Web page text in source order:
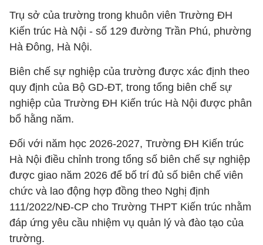
Trụ sở của trường trong khuôn viên Trường ĐH
Kiến trúc Hà Nội - số 129 đường Trần Phú, phường
Hà Đông, Hà Nội.
Biên chế sự nghiệp của trường được xác định theo
quy định của Bộ GD-ĐT, trong tổng biên chế sự
nghiệp của Trường ĐH Kiến trúc Hà Nội được phân
bổ hằng năm.
Đối với năm học 2026-2027, Trường ĐH Kiến trúc
Hà Nội điều chỉnh trong tổng số biên chế sự nghiệp
được giao năm 2026 để bố trí đủ số biên chế viên
chức và lao động hợp đồng theo Nghị định
111/2022/NĐ-CP cho Trường THPT Kiến trúc nhằm
đáp ứng yêu cầu nhiệm vụ quản lý và đào tạo của
trường.